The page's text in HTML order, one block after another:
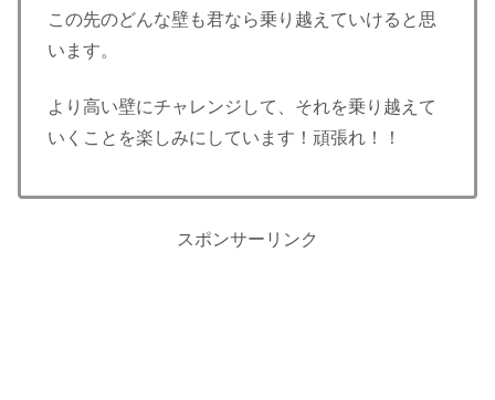
この先のどんな壁も君なら乗り越えていけると思
います。
より高い壁にチャレンジして、それを乗り越えて
いくことを楽しみにしています！頑張れ！！
スポンサーリンク